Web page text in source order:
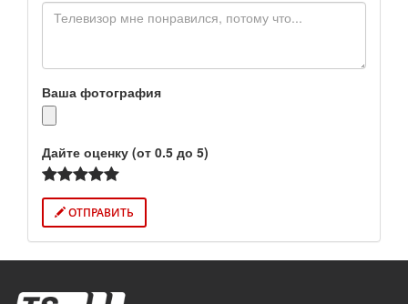
Ваша фотография
Дайте оценку (от 0.5 до 5)
ОТПРАВИТЬ